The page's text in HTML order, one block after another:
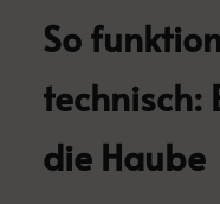
So
technisch:
die Haube